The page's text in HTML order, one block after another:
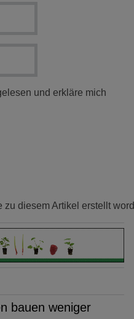
und erkläre mich
zu diesem Artikel erstellt
bauen weniger